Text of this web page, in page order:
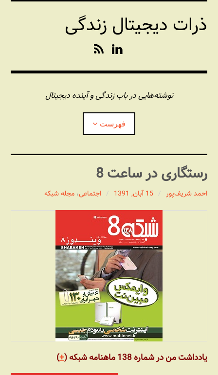
رفتن
محتواذرات دیجیتال زندگی
n
k
e
d
I
n
S
نوشته‌هایی در باب زندگی و آینده دیجیتال
فهرست
درباره این وبلاگ
مجله شبکه
پندهای یونیکسی استاد «فو»
رستگاری در ساعت 8
احمد شریف‌پور 15 آبان, 1391 اجتماعی،مجله شبکه
یادداشت من در شماره 138 ماهنامه شبکه ( +
)